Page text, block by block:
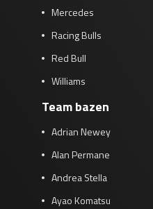
Mercedes
Racing Bulls
Red Bull
Williams
Team bazen
Adrian Newey
Alan Permane
Andrea Stella
Ayao Komatsu